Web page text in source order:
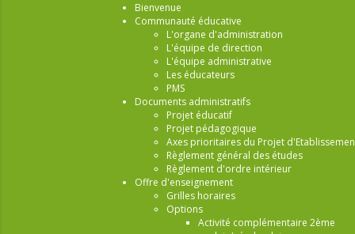
Bienvenue
Communauté éducative
L'organe d'administration
L'équipe de direction
L'équipe administrative
Les éducateurs
PMS
Documents administratifs
Projet éducatif
Projet pédagogique
Axes prioritaires du Projet
Règlement général des études
Règlement d'ordre intérieur
Offre d'enseignement
Grilles horaires
Options
Activité complémentaire 2ème